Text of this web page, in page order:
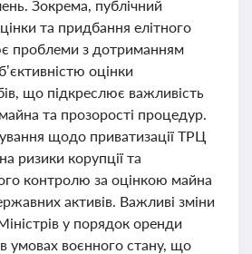
Зокрема, публічний
та придбання елітного
проблеми з дотриманням
оцінки
що підкреслює важливість
та прозорості процедур.
щодо приватизації ТРЦ
ризики корупції та
контролю за оцінкою майна
активів. Важливі зміни
у порядок оренди
умовах воєнного стану, що